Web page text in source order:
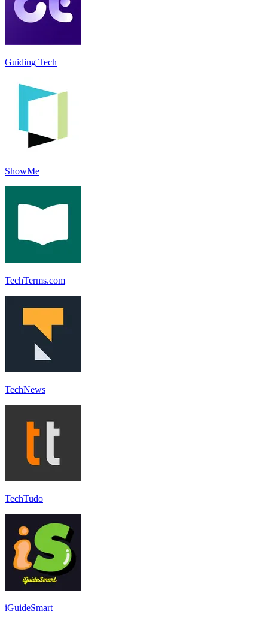
Guiding Tech
ShowMe
TechTerms.com
TechNews
TechTudo
iGuideSmart